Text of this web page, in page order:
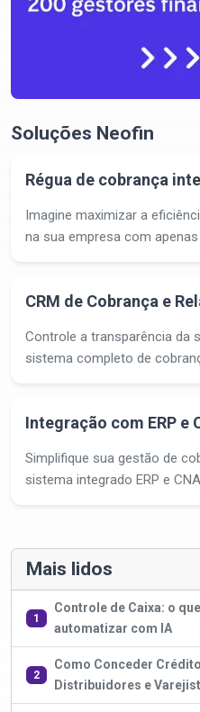
Soluções Neofin
Régua de cobrança
Imagine maximizar a
na sua empresa com
CRM de Cobrança e
Controle a transparência da
sistema completo de
Integração com ERP e
Simplifique sua gestão de
sistema integrado ERP e
Mais lidos
1
Controle de Caixa: o
automatizar com IA
2
Como Conceder
Distribuidores e